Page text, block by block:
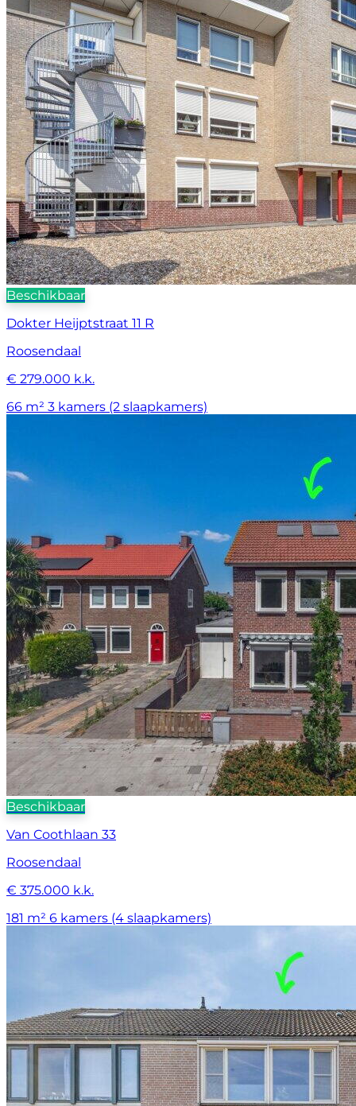
Beschikbaar
Dokter Heijptstraat 11 R
Roosendaal
€ 279.000 k.k.
66 m² 3 kamers (2 slaapkamers)
Beschikbaar
Van Coothlaan 33
Roosendaal
€ 375.000 k.k.
181 m² 6 kamers (4 slaapkamers)